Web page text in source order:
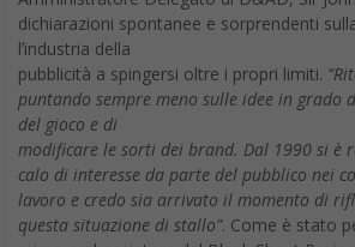
dichiarazioni spontanee e sorprendenti
lʼindustria della
pubblicità a spingersi oltre i propri limiti.
puntando sempre meno sulle idee in grado
del gioco e di
modificare le sorti dei brand. Dal 1990 si è
calo di interesse da parte del pubblico nei
lavoro e credo sia arrivato il momento di
questa situazione di stallo”. Come è stato